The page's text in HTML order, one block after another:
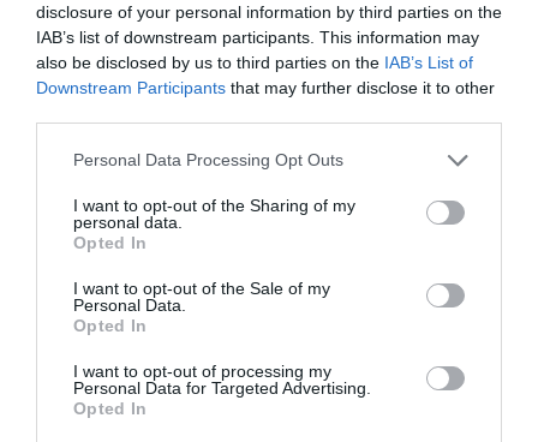
disclosure of your personal information by third parties on the
IAB’s list of downstream participants. This information may
also be disclosed by us to third parties on the IAB’s List of
Downstream Participants that may further disclose it to other
Please note that this website/app uses one or more Google
not limited to your visit or usage behaviour. You may click to
grant or deny consent to Google and its third-party tags to
use your data for below specified purposes in below Google
consent section.
Personal Data Processing Opt Outs
I want to opt-out of the Sharing of my
personal data.
Opted In
I want to opt-out of the Sale of my
Personal Data.
Opted In
I want to opt-out of processing my
Personal Data for Targeted Advertising.
Opted In